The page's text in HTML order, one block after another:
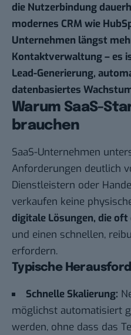
die Nutzerbindung
modernes CRM wie
Unternehmen längst
Kontaktverwaltung – es
Lead-Generierung,
datenbasiertes
Warum SaaS-
brauchen
SaaS-Unternehmen
Anforderungen deutlich
Dienstleistern oder
verkaufen keine
digitale Lösungen, die
und einen schnellen,
erfordern.
Typische
Schnelle Skalierung:
möglichst automatisiert
werden, ohne dass das